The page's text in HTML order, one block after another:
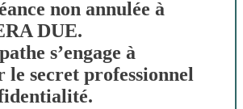
non annulée à
DUE.
s’engage à
le secret professionnel